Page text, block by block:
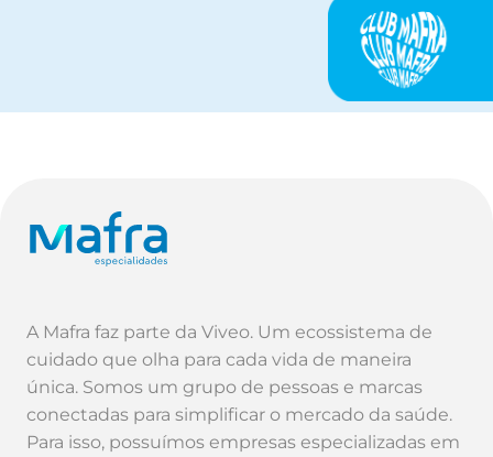
A Mafra faz parte da Viveo. Um ecossistema de
cuidado que olha para cada vida de maneira
única. Somos um grupo de pessoas e marcas
conectadas para simplificar o mercado da saúde.
Para isso, possuímos empresas especializadas em